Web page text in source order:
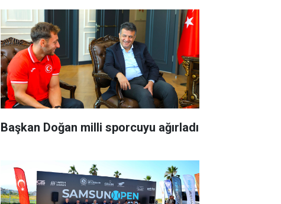
Başkan Doğan milli sporcuyu ağırladı